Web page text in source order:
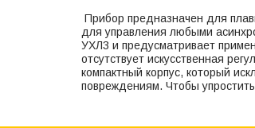
Прибор предназначен для
для управления любыми
УХЛ3 и предусматривает
отсутствует искусственная
компактный корпус, который
повреждениям. Чтобы